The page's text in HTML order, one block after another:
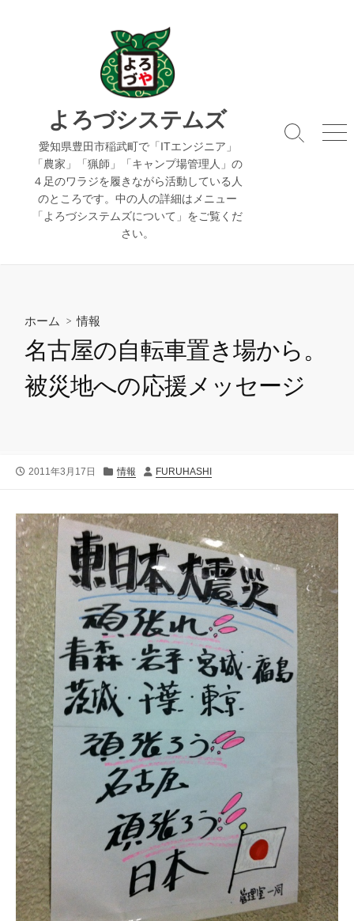
よろづシステムズ
愛知県豊田市稲武町で「ITエンジニア」
「農家」「猟師」「キャンプ場管理人」の
４足のワラジを履きながら活動している人
のところです。中の人の詳細はメニュー
「よろづシステムズについて」をご覧くだ
さい。
検
メ
ホーム >情報
名古屋の自転車置き場から。
被災地への応援メッセージ
公
2011年3月17日
カ
リ
ー
情報
投
FURUHASHI